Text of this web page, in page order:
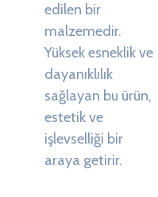
edilen bir
malzemedir.
Yüksek esneklik ve
dayanıklılık
sağlayan bu ürün,
estetik ve
işlevselliği bir
araya getirir.